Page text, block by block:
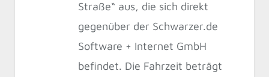
Straße“ aus, die sich direkt
gegenüber der Schwarzer.de
Software + Internet GmbH
befindet. Die Fahrzeit beträgt